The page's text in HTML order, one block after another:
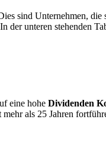
sind Unternehmen, die
der unteren stehenden
eine hohe Dividenden
als 25 Jahren